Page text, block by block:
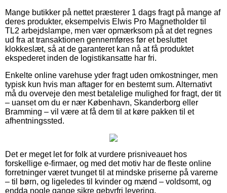
Mange butikker på nettet præsterer 1 dags fragt på mange af
deres produkter, eksempelvis Elwis Pro Magnetholder til
TL2 arbejdslampe, men vær opmærksom på at det regnes
ud fra at transaktionen gennemføres før et besluttet
klokkeslæt, så at de garanteret kan nå at få produktet
ekspederet inden de logistikansatte har fri.
Enkelte online varehuse yder fragt uden omkostninger, men
typisk kun hvis man aftager for en bestemt sum. Alternativt
må du overveje den mest betalelige mulighed for fragt, der tit
– uanset om du er nær København, Skanderborg eller
Bramming – vil være at få dem til at køre pakken til et
afhentningssted.
Det er meget let for folk at vurdere prisniveauet hos
forskellige e-firmaer, og med det motiv har de fleste online
forretninger været tvunget til at mindske priserne på varerne
– til børn, og ligeledes til kvinder og mænd – voldsomt, og
endda nogle gange sikre gebyrfri levering.